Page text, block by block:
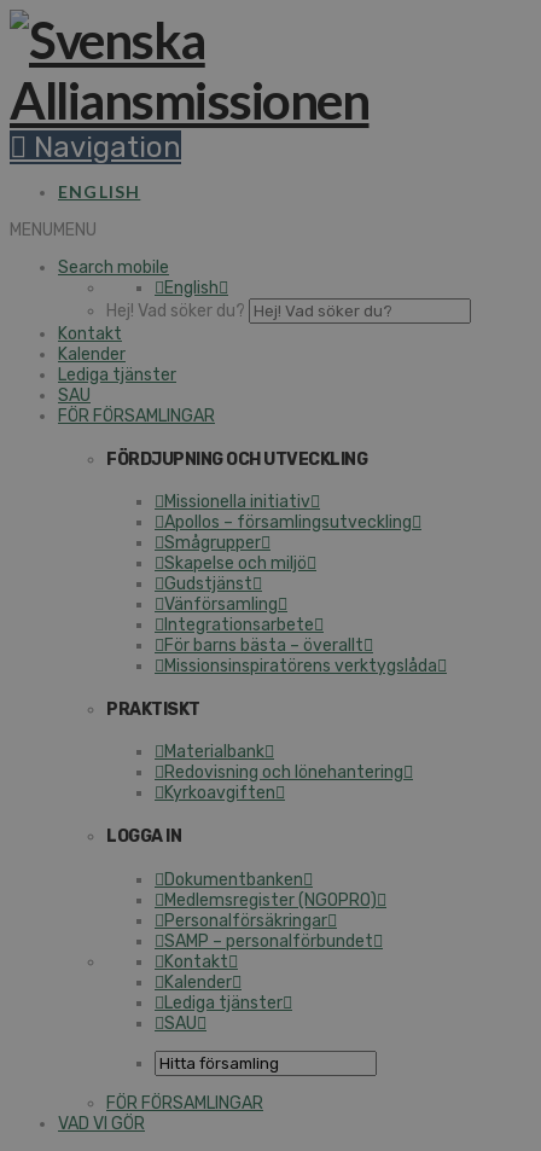
Navigation
ENGLISH
MENUMENU
Search mobile
English
Hej! Vad söker du?
Kontakt
Kalender
Lediga tjänster
SAU
FÖR FÖRSAMLINGAR
FÖRDJUPNING OCH UTVECKLING
Missionella initiativ
Apollos – församlingsutveckling
Smågrupper
Skapelse och miljö
Gudstjänst
Vänförsamling
Integrationsarbete
För barns bästa – överallt
Missionsinspiratörens verktygslåda
PRAKTISKT
Materialbank
Redovisning och lönehantering
Kyrkoavgiften
LOGGA IN
Dokumentbanken
Medlemsregister (NGOPRO)
Personalförsäkringar
SAMP – personalförbundet
Kontakt
Kalender
Lediga tjänster
SAU
FÖR FÖRSAMLINGAR
VAD VI GÖR